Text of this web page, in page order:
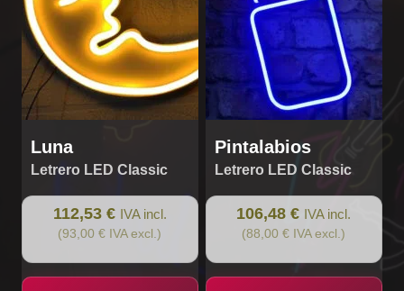
Luna
Letrero LED Classic
112,53 € IVA incl.
(93,00 € IVA excl.)
Pintalabios
Letrero LED Classic
106,48 € IVA incl.
(88,00 € IVA excl.)